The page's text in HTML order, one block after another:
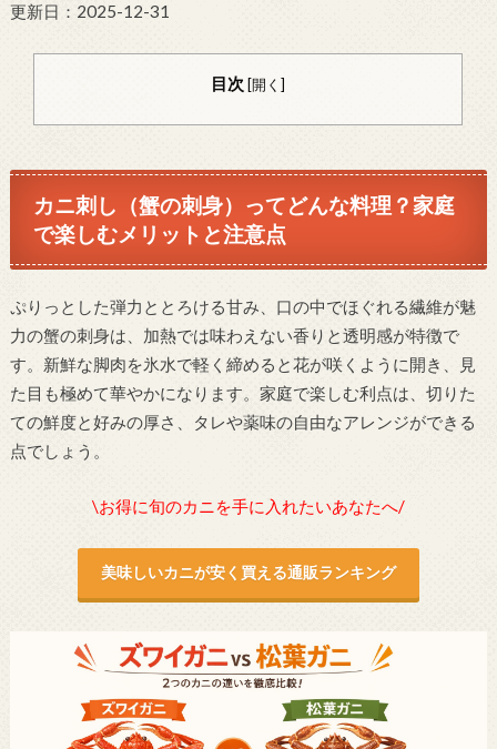
更新日：2025-12-31
目次 [開く]
カニ刺し（蟹の刺身）ってどんな料理？家庭
で楽しむメリットと注意点
ぷりっとした弾力ととろける甘み、口の中でほぐれる繊維が魅
力の蟹の刺身は、加熱では味わえない香りと透明感が特徴で
す。新鮮な脚肉を氷水で軽く締めると花が咲くように開き、見
た目も極めて華やかになります。家庭で楽しむ利点は、切りた
ての鮮度と好みの厚さ、タレや薬味の自由なアレンジができる
点でしょう。
\お得に旬のカニを手に入れたいあなたへ/
美味しいカニが安く買える通販ランキング